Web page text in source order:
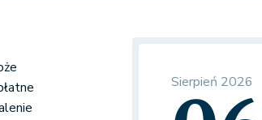
Sierpień 2026